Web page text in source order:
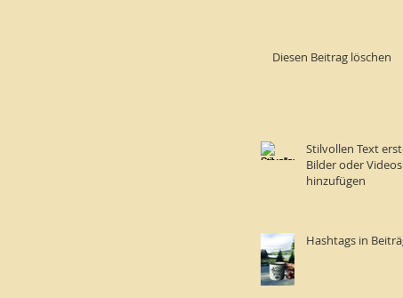
Diesen Beitrag löschen
Stilvollen Text
Bilder oder Videos
hinzufügen
Hashtags in